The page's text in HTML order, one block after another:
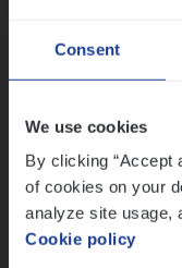
Consent
We use cookies
By clicking “Accept
of cookies on your
analyze site usage,
Cookie policy
Ons